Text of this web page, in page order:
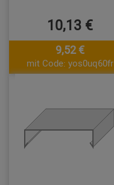
10,13 €
9,52 €
mit Code: yos0uq60fr